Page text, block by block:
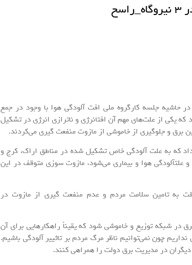
حاشیه جلسه کارگروه ملی افت آلودگی هوا با وجود در جمع
یکی از علت‌های مهم آن افتانرژی و ناترازی انرژی در تشکیل
برق و جلوگیری از خاموشی از مازوت منفعت گیری می‌کردند.
که به علت آلودگی خاص تشکیل شده در مناطق اراک، کرج و
سوزی درحدود 16 میلیون تن است و علتآلودگی هوا و بیماری می‌شود، مازوت سوزی متوقف در این
به تامین سلامت مردم و عدم منفعت گیری از مازوت در
در شبکه توزیع و خاموشی شود که یقیناً راهکارهایی برای آن
چون نمی‌توانیم ناظر مرگ مردم بر تاثییر آلودگی باشیم.
در مدیریت برق دولت را همراهی کنند.